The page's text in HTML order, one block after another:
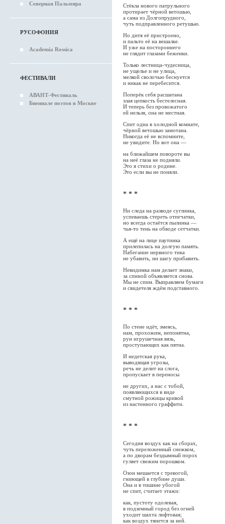
Северная Пальмира
РУСОФОНИЯ
Academia Rossica
ФЕСТИВАЛИ
АВАНТ-Фестиваль
Биеннале поэтов в Москве
Стёкла нового патрульного
протирает чёрной ветошью,
а сама из Долгопрудного,
чуть подправленного ретушью.
Но дитя её пристроено,
и пальто её на вешалке.
И уже на постороннего
не глядит глазами беженки.
Только лестница-чудесница,
не ущелье и не улица,
мелкой сволочью беснуется
и никак не перебесится.
Поперёк себя расшатана
злая цепкость бестелесная.
И теперь без провожатого
ей нельзя, она не местная.
Спит одна в холодной комнате,
чёрной ветошью замотана.
Никогда её не вспомните,
не увидите. Но вот она —
на ближайшем повороте вы
на неё глаза не подняли.
Это я стихи о родине.
Это если вы не поняли.
* * *
Ни следа на разводе суглинка,
успеваешь стереть отпечатки,
но всегда остаётся пылинка —
чья-то тень на обводе сетчатки.
А ещё на лице паутинка
прилепилась на долгую память.
Набегание нервного тика
не убавить, ни шагу прибавить.
Невидимка нам делает знаки,
за спиной объявляется снова.
Мы не спим. Выправляем бумаги
и свидетеля ждём подставного.
* * *
По стене идёт, змеясь,
нам, прохожим, непонятна,
рун игрушечная вязь,
проступающих как пятна.
И недетская рука,
выводящая угрозы,
речь не делит на слога,
пропускает в переносы
не других, а нас с тобой,
появляющихся в виде
смутной рожицы кривой
из настенного граффити.
* * *
Сегодня воздух как на сборах,
чуть переложенный снежком,
а по дворам бездымный порох
гуляет свежим порошком.
Озон мешается с тревогой,
гниющей в глубине души.
Она и в тишине убогой
не спит, считает этажи:
как, пустоту одолевая,
в подземный город без огней
уходит шахта лифтовая;
как воздух тянется за ней.